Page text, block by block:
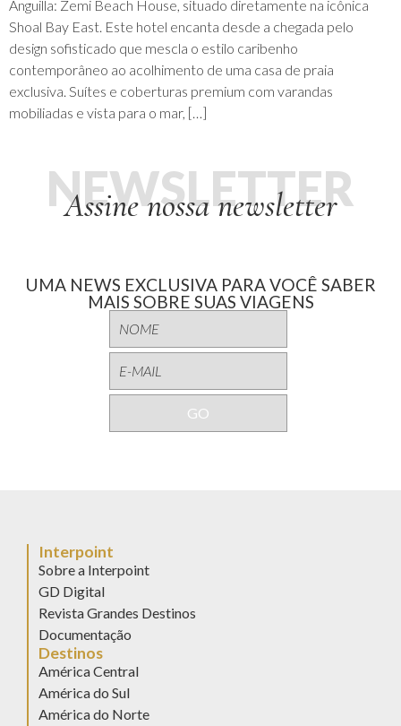
Anguilla: Zemi Beach House, situado diretamente na icônica
Shoal Bay East. Este hotel encanta desde a chegada pelo
design sofisticado que mescla o estilo caribenho
contemporâneo ao acolhimento de uma casa de praia
exclusiva. Suítes e coberturas premium com varandas
mobiliadas e vista para o mar, […]
Assine nossa newsletter
NEWSLETTER
UMA NEWS EXCLUSIVA PARA VOCÊ SABER
MAIS SOBRE SUAS VIAGENS
Interpoint
Sobre a Interpoint
GD Digital
Revista Grandes Destinos
Documentação
Destinos
América Central
América do Sul
América do Norte